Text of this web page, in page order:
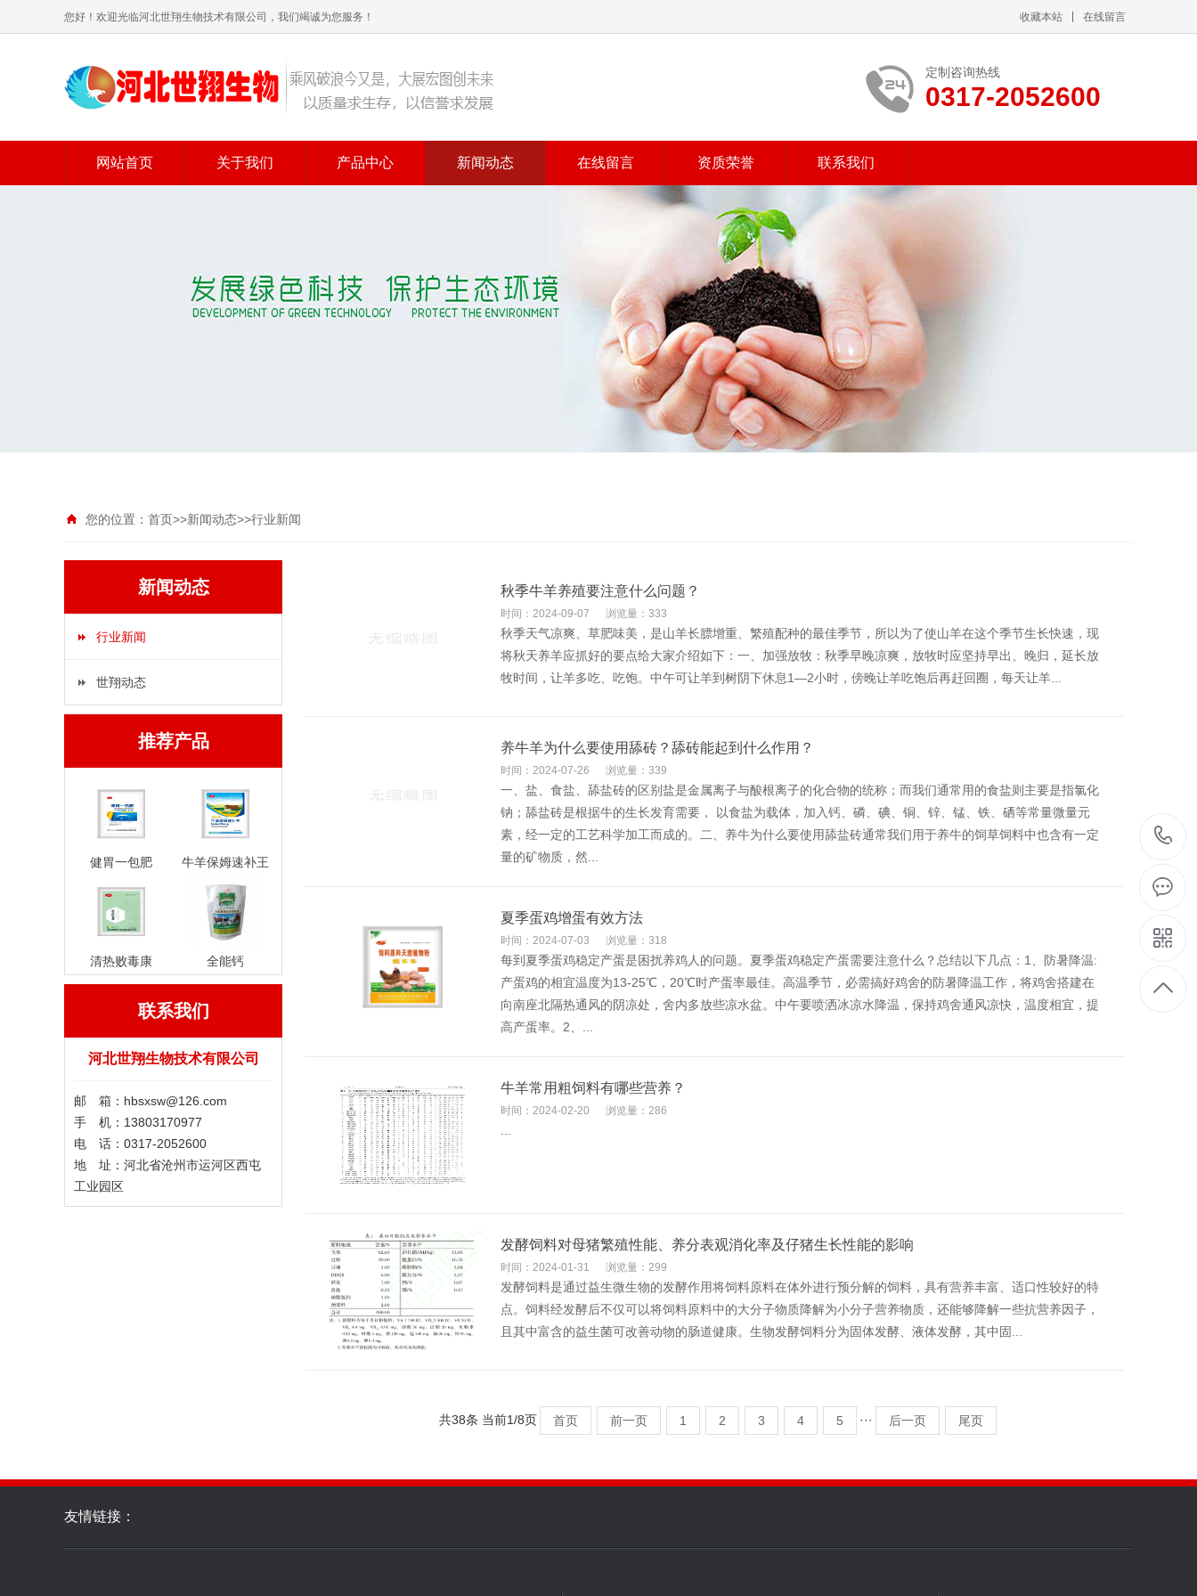
您好！欢迎光临河北世翔生物技术有限公司，我们竭诚为您服务！ 收藏本站 在线留言
定制咨询热线
0317-2052600
网站首页 关于我们 产品中心 新闻动态 在线留言 资质荣誉 联系我们
您的位置： 首页>>新闻动态>>行业新闻
新闻动态
行业新闻
世翔动态
推荐产品
健胃一包肥 牛羊保姆速补王
清热败毒康 全能钙
联系我们
河北世翔生物技术有限公司
邮 箱：hbsxsw@126.com
手 机：13803170977
电 话：0317-2052600
地 址：河北省沧州市运河区西屯
工业园区
秋季牛羊养殖要注意什么问题？
时间：2024-09-07 浏览量：333
秋季天气凉爽、草肥味美，是山羊长膘增重、繁殖配种的最佳季节，所以为了使山羊在这个季节生长快速，现
将秋天养羊应抓好的要点给大家介绍如下：一、加强放牧：秋季早晚凉爽，放牧时应坚持早出、晚归，延长放
牧时间，让羊多吃、吃饱。中午可让羊到树阴下休息1―2小时，傍晚让羊吃饱后再赶回圈，每天让羊...
养牛羊为什么要使用舔砖？舔砖能起到什么作用？
时间：2024-07-26 浏览量：339
一、盐、食盐、舔盐砖的区别盐是金属离子与酸根离子的化合物的统称；而我们通常用的食盐则主要是指氯化
钠；舔盐砖是根据牛的生长发育需要， 以食盐为载体，加入钙、磷、碘、铜、锌、锰、铁、硒等常量微量元
素，经一定的工艺科学加工而成的。二、养牛为什么要使用舔盐砖通常我们用于养牛的饲草饲料中也含有一定
量的矿物质，然...
夏季蛋鸡增蛋有效方法
时间：2024-07-03 浏览量：318
每到夏季蛋鸡稳定产蛋是困扰养鸡人的问题。夏季蛋鸡稳定产蛋需要注意什么？总结以下几点：1、防暑降温:
产蛋鸡的相宜温度为13-25℃，20℃时产蛋率最佳。高温季节，必需搞好鸡舍的防暑降温工作，将鸡舍搭建在
向南座北隔热通风的阴凉处，舍内多放些凉水盆。中午要喷洒冰凉水降温，保持鸡舍通风凉快，温度相宜，提
高产蛋率。2、...
牛羊常用粗饲料有哪些营养？
时间：2024-02-20 浏览量：286
发酵饲料对母猪繁殖性能、养分表观消化率及仔猪生长性能的影响
时间：2024-01-31 浏览量：299
发酵饲料是通过益生微生物的发酵作用将饲料原料在体外进行预分解的饲料，具有营养丰富、适口性较好的特
点。饲料经发酵后不仅可以将饲料原料中的大分子物质降解为小分子营养物质，还能够降解一些抗营养因子，
且其中富含的益生菌可改善动物的肠道健康。生物发酵饲料分为固体发酵、液体发酵，其中固...
共38条 当前1/8页 首页 前一页 1 2 3 4 5 ··· 后一页 尾页
友情链接：